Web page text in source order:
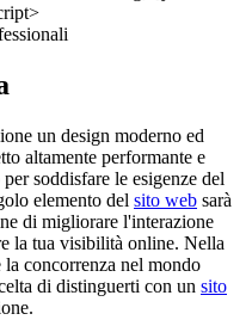
un design moderno ed
altamente performante e
soddisfare le esigenze del
elemento del sito web sarà
di migliorare l'interazione
la tua visibilità online. Nella
concorrenza nel mondo
di distinguerti con un sito